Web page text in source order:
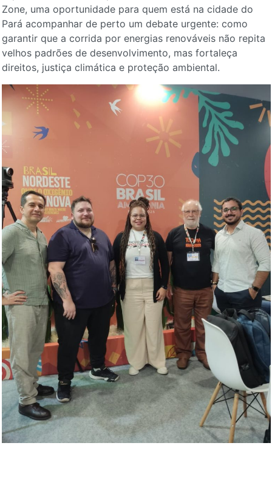
Zone, uma oportunidade para quem está na cidade do
Pará acompanhar de perto um debate urgente: como
garantir que a corrida por energias renováveis não repita
velhos padrões de desenvolvimento, mas fortaleça
direitos, justiça climática e proteção ambiental.